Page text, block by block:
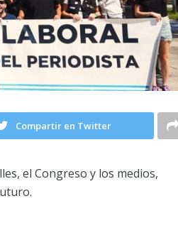
Compartir en Twitter
el Congreso y los medios,